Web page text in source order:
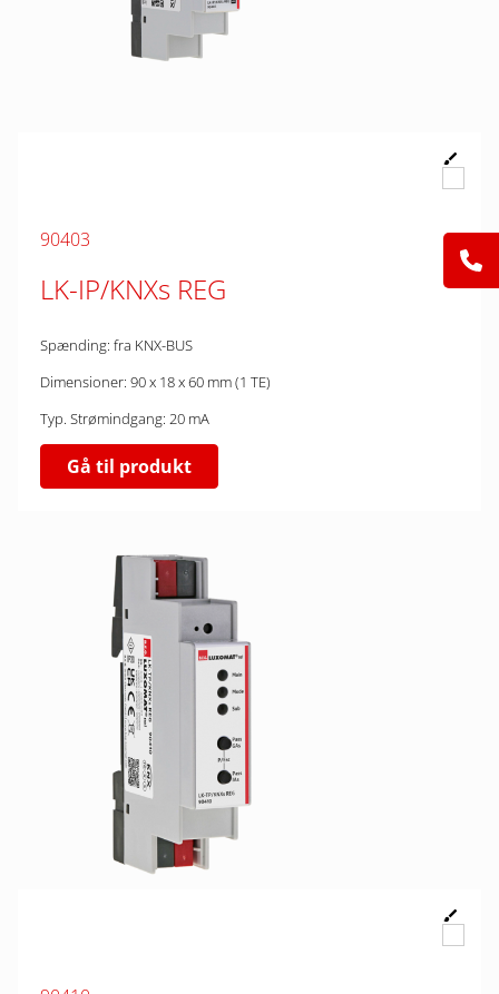
90403
LK-IP/KNXs REG
Spænding: fra KNX-BUS
Dimensioner: 90 x 18 x 60 mm (1 TE)
Typ. Strømindgang: 20 mA
Gå til produkt